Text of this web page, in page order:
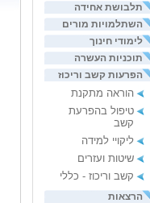
תלבושת אחידה
השתלמויות מורים
לימודי חינוך
תוכניות העשרה
הפרעות קשב וריכוז
הוראה מתקנת
טיפול בהפרעת
קשב
ליקויי למידה
שיטות ועזרים
קשב וריכוז - כללי
הרצאות